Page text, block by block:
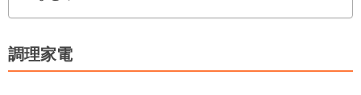
調理家電